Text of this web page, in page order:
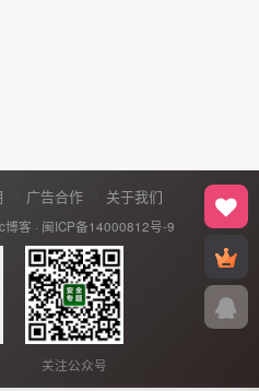
广告合作 关于我们
博客 · 闽ICP备14000812号-9
关注公众号